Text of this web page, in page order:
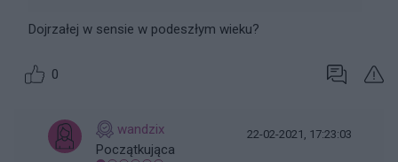
Dojrzałej w sensie w podeszłym wieku?
0
wandzix
Początkująca
22-02-2021, 17:23:03